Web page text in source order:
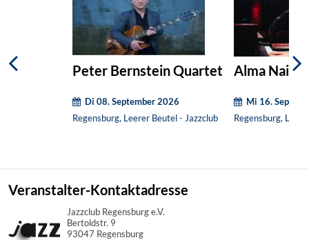
Peter Bernstein Quartet
Di 08. September 2026
Regensburg, Leerer Beutel - Jazzclub
Alma Naidu
Mi 16.
Regensburg,
Veranstalter-Kontaktadresse
Jazzclub Regensburg e.V.
Bertoldstr. 9
93047 Regensburg